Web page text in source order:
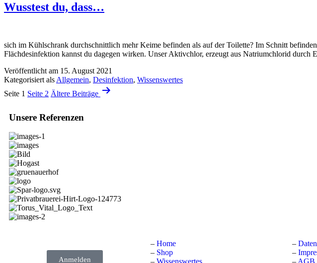
Wusstest du, dass…
sich im Kühlschrank durchschnittlich mehr Keime befinden als auf der Toilette? Im Schnitt
Flächdesinfektion kannst du dagegen wirken. Unser Aktivchlor, erzeugt aus Natriumchlorid durch
Veröffentlicht am 15. August 2021
Kategorisiert als Allgemein, Desinfektion, Wissenswertes
Seite 1 Seite 2 Ältere Beiträge
Unsere Referenzen
Anmelden
– Home
– Shop
– Wissenswertes
–
–
– AGB